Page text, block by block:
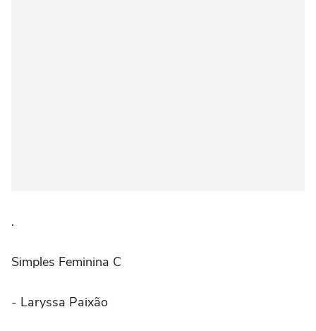
.⠀
Simples Feminina C
- Laryssa Paixão